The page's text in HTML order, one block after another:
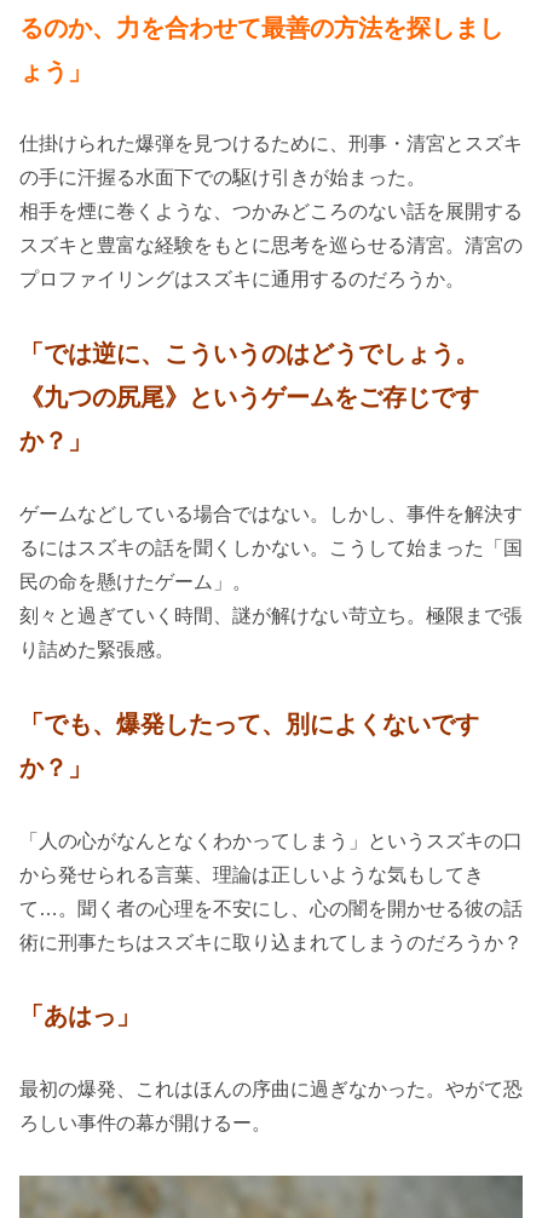
るのか、力を合わせて最善の方法を探しまし
ょう」
仕掛けられた爆弾を見つけるために、刑事・清宮とスズキ
の手に汗握る水面下での駆け引きが始まった。
相手を煙に巻くような、つかみどころのない話を展開する
スズキと豊富な経験をもとに思考を巡らせる清宮。清宮の
プロファイリングはスズキに通用するのだろうか。
「では逆に、こういうのはどうでしょう。
《九つの尻尾》というゲームをご存じです
か？」
ゲームなどしている場合ではない。しかし、事件を解決す
るにはスズキの話を聞くしかない。こうして始まった「国
民の命を懸けたゲーム」。
刻々と過ぎていく時間、謎が解けない苛立ち。極限まで張
り詰めた緊張感。
「でも、爆発したって、別によくないです
か？」
「人の心がなんとなくわかってしまう」というスズキの口
から発せられる言葉、理論は正しいような気もしてき
て…。聞く者の心理を不安にし、心の闇を開かせる彼の話
術に刑事たちはスズキに取り込まれてしまうのだろうか？
「あはっ」
最初の爆発、これはほんの序曲に過ぎなかった。やがて恐
ろしい事件の幕が開けるー。